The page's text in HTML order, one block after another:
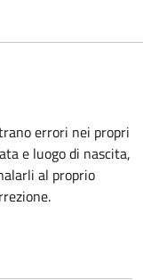
errori nei propri
e luogo di nascita,
al proprio